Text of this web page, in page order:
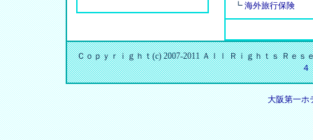
┗ 海外旅行保険
Ｃｏｐｙｒｉｇｈｔ(c) 2007-2011 Ａｌｌ Ｒｉｇｈｔｓ Ｒｅ
４
大阪第一ホ